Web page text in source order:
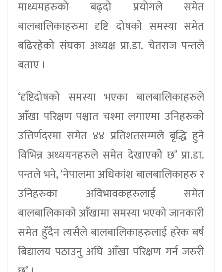
माध्यमहरुको बढ्दो प्रयोगले समेत
बालबालिकाहरुमा दृष्टि दोषको समस्या समेत
बढिरहेको संघका अध्यक्ष प्रा.डा. चेतराज पन्तले
बताए ।
‘दृष्टिदोषको समस्या भएका बालबालिकाहरुले
आँखा परिक्षण पश्चात चश्मा लगाएमा उनिहरुको
उत्तिर्णदरमा समेत ४४ प्रतिशतसम्मले बृद्धि हुने
विभिन्न अध्ययनहरुले समेत देखाएकोे छ’ प्रा.डा.
पन्तले भने, ‘नेपालमा अधिकांश बालबालिकाहरु र
उनिहरुका अविभावकहरुलाई समेत
बालबालिकाको आँखामा समस्या भएको जानकारी
समेत हुँदैन त्यसैले बालबालिकाहरुलाई हरेक बर्ष
बिद्यालय पठाउनु अघि आँखा परिक्षण गर्न जरुरी